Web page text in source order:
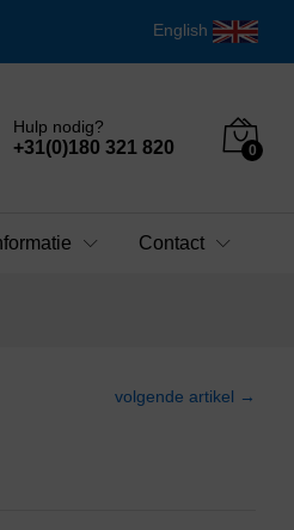
English
Hulp nodig?
+31(0)180 321 820 0
Contact
volgende artikel →